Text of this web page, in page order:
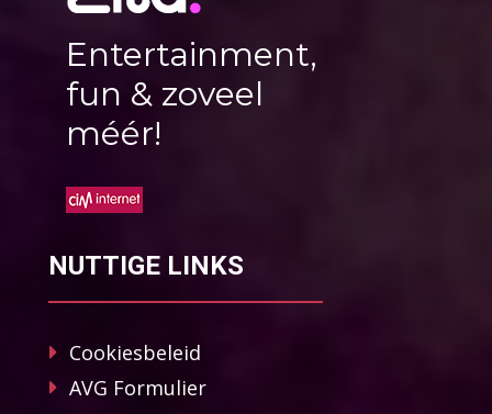
Entertainment,
fun & zoveel
méér!
NUTTIGE LINKS
Cookiesbeleid
AVG Formulier